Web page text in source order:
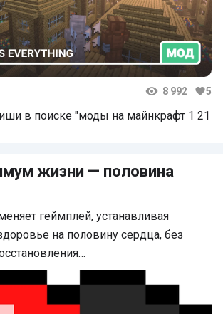
8 992 5
в поиске "моды на майнкрафт 1 21
жизни — половина
геймплей, устанавливая
на половину сердца, без